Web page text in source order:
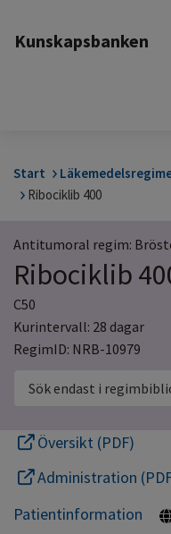
Kunskapsbanken
Start
Ribociklib 400
Antitumoral regim:
Ribociklib
C50
Kurintervall: 28 dagar
RegimID: NRB-10979
Sök endast i
Översikt (PDF)
Administration
Patientinformation